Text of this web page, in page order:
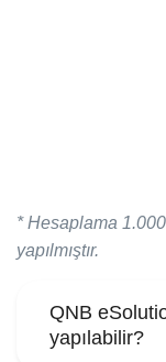
* Hesaplama
yapılmıştır.
QNB
yapılabilir?